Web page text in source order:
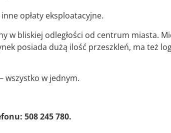
opłaty eksploatacyjne.
w bliskiej odległości od centrum miasta.
posiada dużą ilość przeszkleń, ma też
wszystko w jednym.
508 245 780.